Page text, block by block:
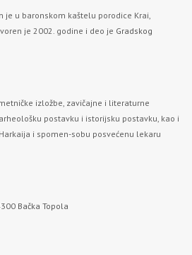
je u baronskom kaštelu porodice Krai,
je 2002. godine i deo je Gradskog
izložbe, zavičajne i literaturne
postavku i istorijsku postavku, kao i
i spomen-sobu posvećenu lekaru
Bačka Topola